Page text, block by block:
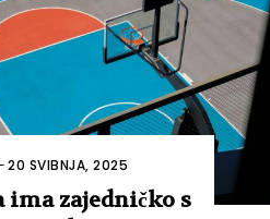
20 SVIBNJA, 2025
ima zajedničko s